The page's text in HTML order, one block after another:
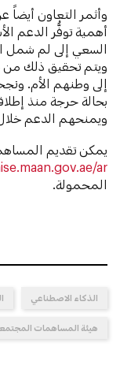
وأثمر التعاون
أهمية توفُّر الدعم
السعي إلى لم شمل
ويتم تحقيق ذلك من
ويمنحهم الدعم
يمكن تقديم
ar
المحمولة.
الذكاء الاصطناعي
هيئة المساهمات